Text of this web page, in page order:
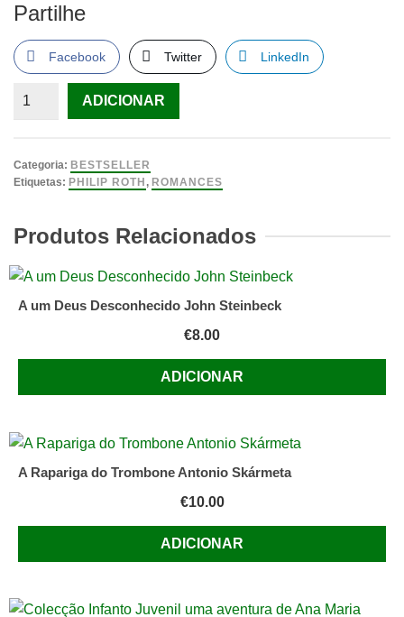
Partilhe
Facebook Twitter LinkedIn
Quantidade
Fantasma
Sai
Cena
de
ADICIONAR
Categoria: BESTSELLER
Etiquetas: PHILIP ROTH , ROMANCES
Produtos Relacionados
A um Deus Desconhecido John Steinbeck
€8.00
ADICIONAR
A Rapariga do Trombone Antonio Skármeta
€10.00
ADICIONAR